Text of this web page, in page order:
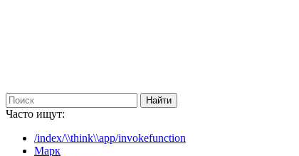
Часто ищут:
/index/\\think\\app/invokefunction
Марк